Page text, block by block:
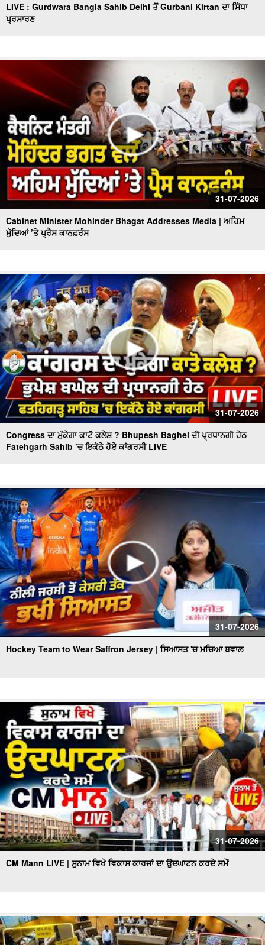
LIVE : Gurdwara Bangla Sahib Delhi ਤੋਂ Gurbani Kirtan ਦਾ ਸਿੱਧਾ
ਪ੍ਰਸਾਰਣ
31-07-2026
Cabinet Minister Mohinder Bhagat Addresses Media | ਅਹਿਮ
ਮੁੱਦਿਆਂ ’ਤੇ ਪ੍ਰੈਸ ਕਾਨਫ਼ਰੰਸ
31-07-2026
Congress ਦਾ ਮੁੱਕੇਗਾ ਕਾਟੋ ਕਲੇਸ਼ ? Bhupesh Baghel ਦੀ ਪ੍ਰਧਾਨਗੀ ਹੇਠ
Fatehgarh Sahib ’ਚ ਇਕੱਠੇ ਹੋਏ ਕਾਂਗਰਸੀ LIVE
31-07-2026
Hockey Team to Wear Saffron Jersey | ਸਿਆਸਤ 'ਚ ਮਚਿਆ ਬਵਾਲ
31-07-2026
CM Mann LIVE | ਸੁਨਾਮ ਵਿਖੇ ਵਿਕਾਸ ਕਾਰਜਾਂ ਦਾ ਉਦਘਾਟਨ ਕਰਦੇ ਸਮੇਂ